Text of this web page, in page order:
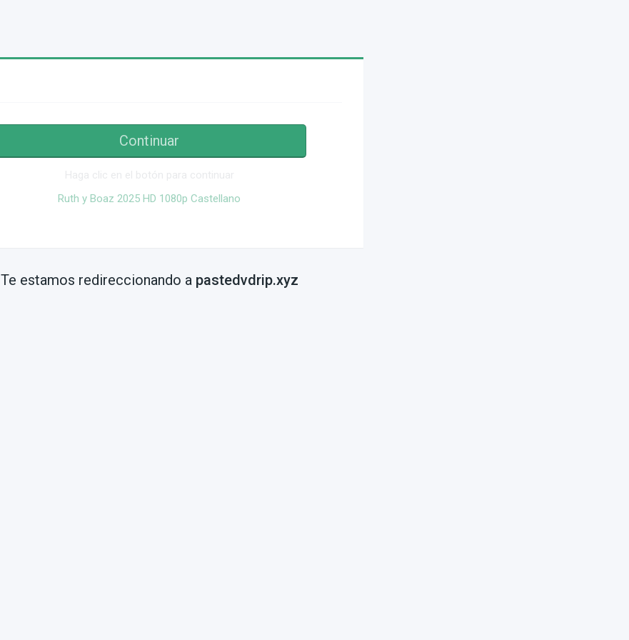
Continuar
Ruth y Boaz 2025 HD 1080p Castellano
Te estamos redireccionando a pastedvdrip.xyz